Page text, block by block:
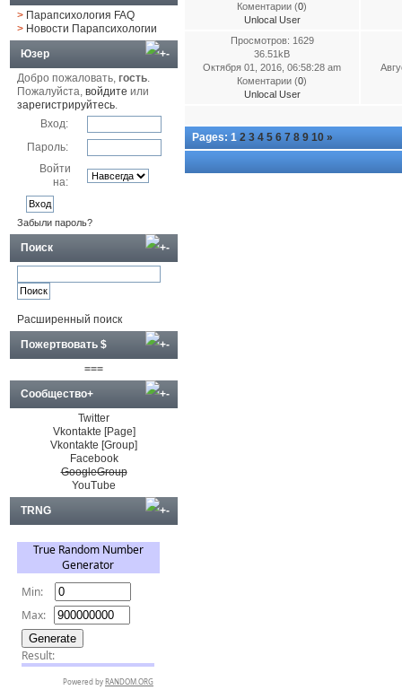
> Парапсихология FAQ
> Новости Парапсихологии
Юзер
Добро пожаловать,гость.
Пожалуйста,войдите или
зарегистрируйтесь.
Вход:
Пароль:
Войти
на:
Забыли пароль?
Поиск
Расширенный поиск
Пожертвовать $
===
Сообщество+
Twitter
Vkontakte [Page]
Vkontakte [Group]
Facebook
GoogleGroup
YouTube
TRNG
Коментарии (0)
Unlocal User
Просмотров: 1629
36.51kB
Октября 01, 2016, 06:58:28 am
Коментарии (0)
Unlocal User
Pages:1 2 3 4 5 6 7 8 9 10 »